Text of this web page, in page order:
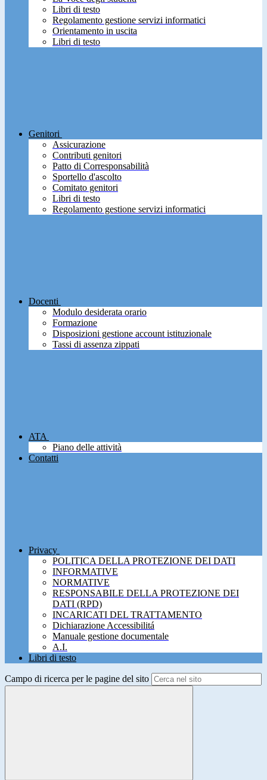
Libri di testo
Regolamento gestione servizi informatici
Orientamento in uscita
Libri di testo
Genitori
Assicurazione
Contributi genitori
Patto di Corresponsabilità
Sportello d'ascolto
Comitato genitori
Libri di testo
Regolamento gestione servizi informatici
Docenti
Modulo desiderata orario
Formazione
Disposizioni gestione account istituzionale
Tassi di assenza zippati
ATA
Piano delle attività
Contatti
Privacy
POLITICA DELLA PROTEZIONE DEI DATI
INFORMATIVE
NORMATIVE
RESPONSABILE DELLA PROTEZIONE DEI
DATI (RPD)
INCARICATI DEL TRATTAMENTO
Dichiarazione Accessibilitá
Manuale gestione documentale
A.I.
Libri di testo
Campo di ricerca per le pagine del sito